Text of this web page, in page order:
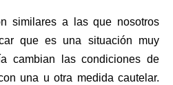
similares a las que nosotros
que es una situación muy
cambian las condiciones de
una u otra medida cautelar.